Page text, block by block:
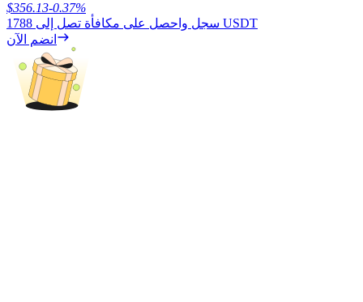
$356.13-0.37%
سجل واحصل على مكافأة تصل إلى 1788 USDT
انضم الآن